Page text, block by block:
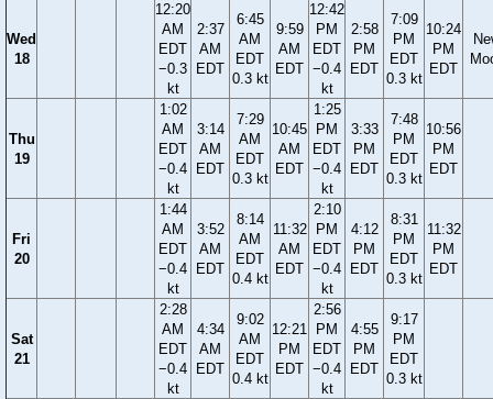
Wed
18
12:20
AM
EDT
−0.3
kt
2:37
AM
EDT
6:45
AM
EDT
0.3 kt
9:59
AM
EDT
12:42
PM
EDT
−0.4
kt
2:58
PM
EDT
7:09
PM
EDT
0.3 kt
10:24
PM
EDT
Thu
19
1:02
AM
EDT
−0.4
kt
3:14
AM
EDT
7:29
AM
EDT
0.3 kt
10:45
AM
EDT
1:25
PM
EDT
−0.4
kt
3:33
PM
EDT
7:48
PM
EDT
0.3 kt
10:56
PM
EDT
Fri
20
1:44
AM
EDT
−0.4
kt
3:52
AM
EDT
8:14
AM
EDT
0.4 kt
11:32
AM
EDT
2:10
PM
EDT
−0.4
kt
4:12
PM
EDT
8:31
PM
EDT
0.3 kt
11:32
PM
EDT
Sat
21
2:28
AM
EDT
−0.4
kt
4:34
AM
EDT
9:02
AM
EDT
0.4 kt
12:21
PM
EDT
2:56
PM
EDT
−0.4
kt
4:55
PM
EDT
9:17
PM
EDT
0.3 kt